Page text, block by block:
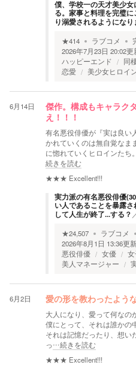
僕、学校一の天才美少
る。家事と料理を完璧
り溺愛されるようになり
★414 ラブコメ
2026年7月23日 20:02更
ハッピーエンド
同
恋愛
美少女ヒロイ
6月14日
傑作。構成もキャラク
え！！！
有名悪役俳優が『実は良い
かれていくのは無自覚なま
に惚れていくヒロインたち
続きを読む
★★★ Excellent!!!
実力派の有名悪役俳優
い人であることを暴露
して人生が終了...する？
★24,507 ラブコメ
2026年8月1日 13:36更
悪役俳優
女優
美人マネージャー
6月2日 愛の形を教わったよう
大人になり、愛って何なの
僕にとって、それは誰かの
それは記憶だったり、想い
っ…続きを読む
★★★ Excellent!!!